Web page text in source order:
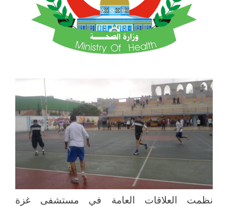
نظمت العلاقات العامة في مستشفى غزة